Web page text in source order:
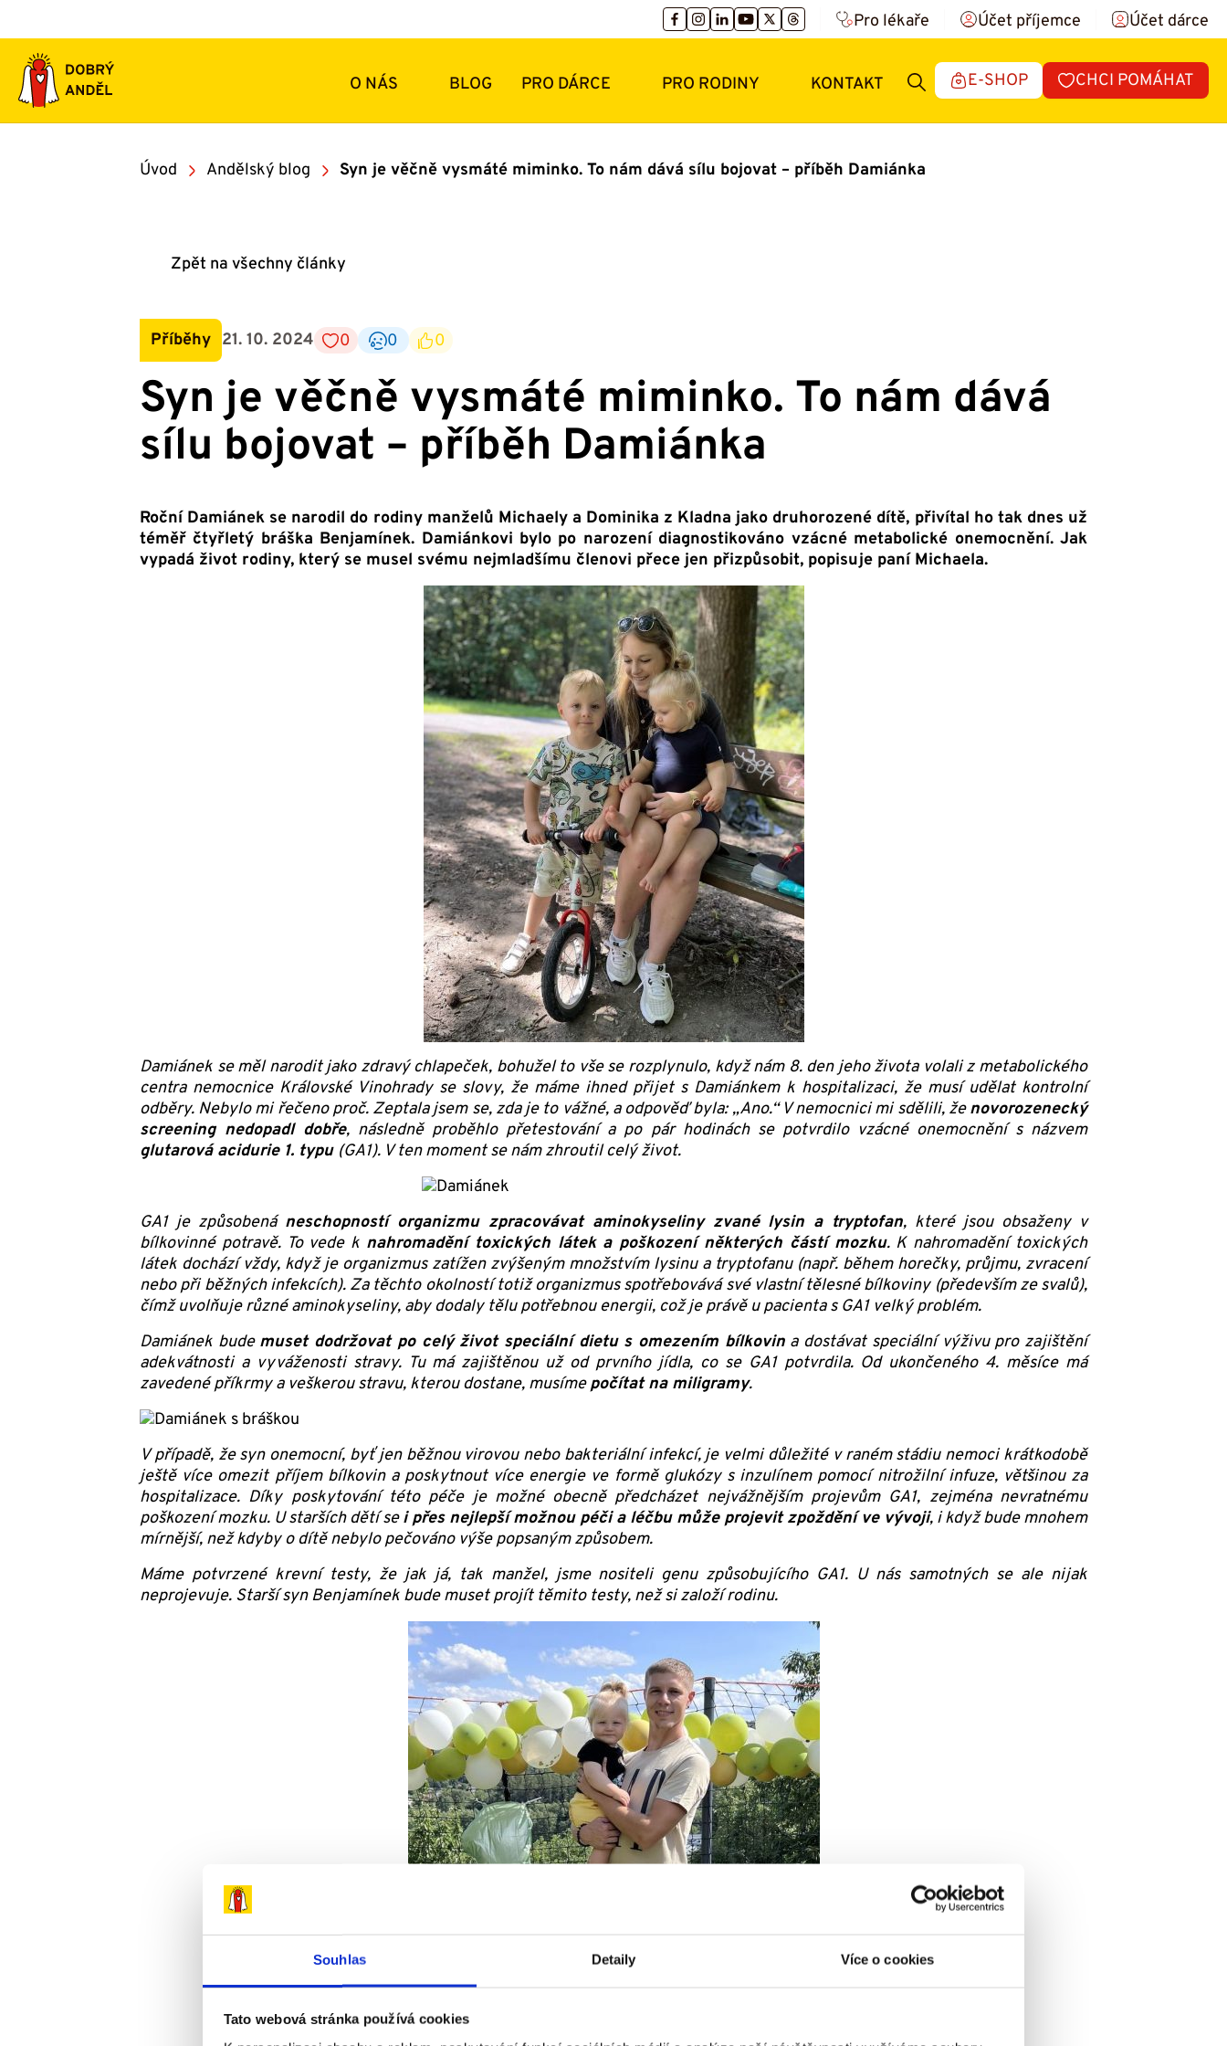
Souhlas Detaily Více o cookies
Tato webová stránka používá cookies
obsah
Pro lékaře Účet příjemce Účet dárce
O NÁS BLOG PRO DÁRCE PRO RODINY KONTAKT E-SHOP CHCI POMÁHAT
Úvod Andělský blog Syn je věčně vysmáté miminko. To nám dává sílu bojovat – příběh Damiánka
Zpět na všechny články
Příběhy 21. 10. 2024 0 0 0
Syn je věčně vysmáté miminko. To nám dává
sílu bojovat – příběh Damiánka
Roční Damiánek se narodil do rodiny manželů Michaely a Dominika z Kladna jako druhorozené dítě, přivítal ho tak dnes už
téměř čtyřletý bráška Benjamínek. Damiánkovi bylo po narození diagnostikováno vzácné metabolické onemocnění. Jak
vypadá život rodiny, který se musel svému nejmladšímu členovi přece jen přizpůsobit, popisuje paní Michaela.
Damiánek se měl narodit jako zdravý chlapeček, bohužel to vše se rozplynulo, když nám 8. den jeho života volali z metabolického
centra nemocnice Královské Vinohrady se slovy, že máme ihned přijet s Damiánkem k hospitalizaci, že musí udělat kontrolní
odběry. Nebylo mi řečeno proč. Zeptala jsem se, zda je to vážné, a odpověď byla: „Ano.“ V nemocnici mi sdělili, ženovorozenecký
screening nedopadl dobře, následně proběhlo přetestování a po pár hodinách se potvrdilo vzácné onemocnění s názvem
glutarová acidurie 1. typu (GA1). V ten moment se nám zhroutil celý život.
GA1 je způsobená neschopností organizmu zpracovávat aminokyseliny zvané lysin a tryptofan, které jsou obsaženy v
bílkovinné potravě. To vede k nahromadění toxických látek a poškození některých částí mozku. K nahromadění toxických
látek dochází vždy, když je organizmus zatížen zvýšeným množstvím lysinu a tryptofanu (např. během horečky, průjmu, zvracení
nebo při běžných infekcích). Za těchto okolností totiž organizmus spotřebovává své vlastní tělesné bílkoviny (především ze svalů),
čímž uvolňuje různé aminokyseliny, aby dodaly tělu potřebnou energii, což je právě u pacienta s GA1 velký problém.
Damiánek bude muset dodržovat po celý život speciální dietu s omezením bílkovina dostávat speciální výživu pro zajištění
adekvátnosti a vyváženosti stravy. Tu má zajištěnou už od prvního jídla, co se GA1 potvrdila. Od ukončeného 4. měsíce má
zavedené příkrmy a veškerou stravu, kterou dostane, musímepočítat na miligramy.
V případě, že syn onemocní, byť jen běžnou virovou nebo bakteriální infekcí, je velmi důležité v raném stádiu nemoci krátkodobě
ještě více omezit příjem bílkovin a poskytnout více energie ve formě glukózy s inzulínem pomocí nitrožilní infuze, většinou za
hospitalizace. Díky poskytování této péče je možné obecně předcházet nejvážnějším projevům GA1, zejména nevratnému
poškození mozku. U starších dětí sei přes nejlepší možnou péči a léčbu může projevit zpoždění ve vývoji, i když bude mnohem
mírnější, než kdyby o dítě nebylo pečováno výše popsaným způsobem.
Máme potvrzené krevní testy, že jak já, tak manžel, jsme nositeli genu způsobujícího GA1. U nás samotných se ale nijak
neprojevuje. Starší syn Benjamínek bude muset projít těmito testy, než si založí rodinu.